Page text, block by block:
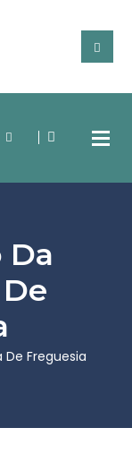
Da
Freguesia